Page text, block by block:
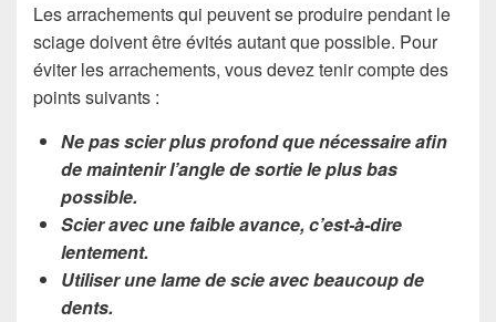
Les arrachements qui peuvent se produire pendant le
sciage doivent être évités autant que possible. Pour
éviter les arrachements, vous devez tenir compte des
points suivants :
Ne pas scier plus profond que nécessaire afin
de maintenir l’angle de sortie le plus bas
possible.
Scier avec une faible avance, c’est-à-dire
lentement.
Utiliser une lame de scie avec beaucoup de
dents.